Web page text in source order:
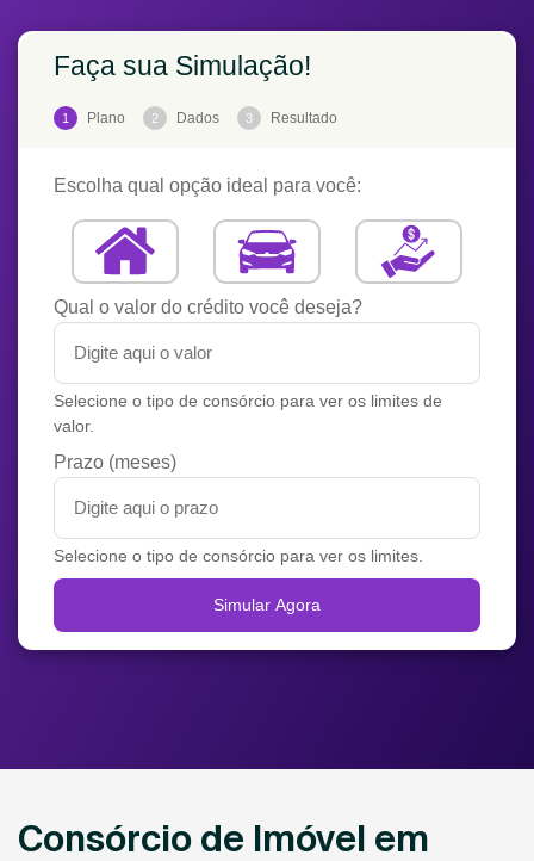
Faça sua Simulação!
1 Plano 2 Dados 3 Resultado
Escolha qual opção ideal para você:
Qual o valor do crédito você deseja?
Selecione o tipo de consórcio para ver os limites de
valor.
Prazo (meses)
Selecione o tipo de consórcio para ver os limites.
Simular Agora
Consórcio de Imóvel em